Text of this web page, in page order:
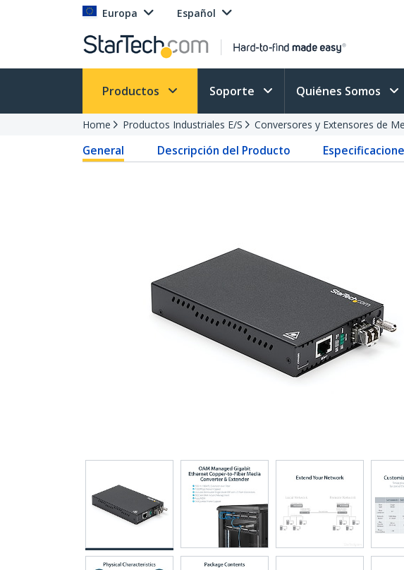
Europa Español
Productos Soporte Quiénes Somos
Home Productos Industriales E/S Conversores y Extensores de
General Descripción del Producto